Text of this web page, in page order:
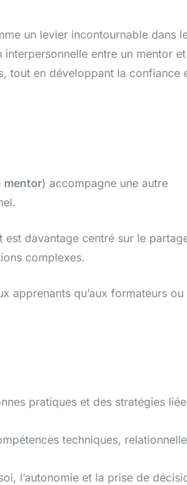
un levier incontournable dans
entre un mentor
tout en développant la confiance
mentor) accompagne une autre
est davantage centré sur le
complexes.
apprenants qu’aux formateurs ou
pratiques et des stratégies
techniques,
l’autonomie et la prise de